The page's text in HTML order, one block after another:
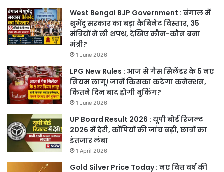
West Bengal BJP Government : बंगाल में
शुभेंदु सरकार का बड़ा कैबिनेट विस्तार, 35
मंत्रियों ने ली शपथ, देखिए कौन-कौन बना
मंत्री?
1 June 2026
LPG New Rules : आज से गैस सिलेंडर के 5 नए
नियम लागू! जानें किसका कटेगा कनेक्शन,
कितने दिन बाद होगी बुकिंग?
1 June 2026
UP Board Result 2026 : यूपी बोर्ड रिजल्ट
2026 में देरी, कॉपियों की जांच बढ़ी, छात्रों का
इंतजार लंबा
1 April 2026
Gold Silver Price Today : नए वित्त वर्ष की